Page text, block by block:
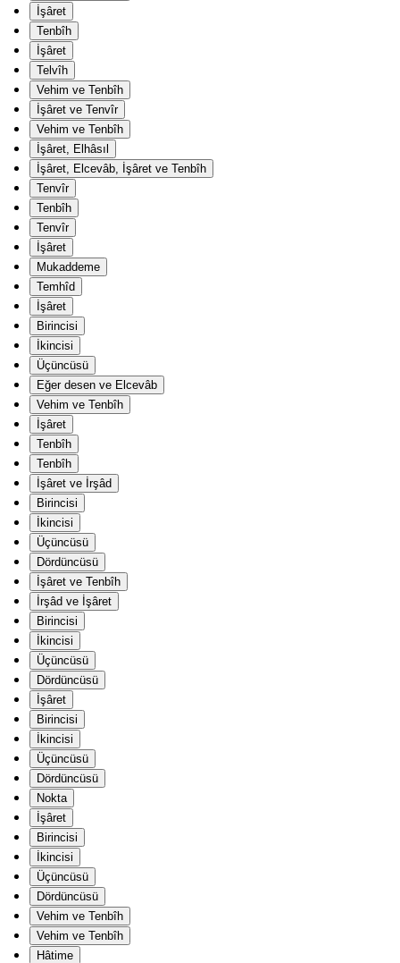
İşâret
Tenbîh
İşâret
Telvîh
Vehim ve Tenbîh
İşâret ve Tenvîr
Vehim ve Tenbîh
İşâret, Elhâsıl
İşâret, Elcevâb, İşâret ve Tenbîh
Tenvîr
Tenbîh
Tenvîr
İşâret
Mukaddeme
Temhîd
İşâret
Birincisi
İkincisi
Üçüncüsü
Eğer desen ve Elcevâb
Vehim ve Tenbîh
İşâret
Tenbîh
Tenbîh
İşâret ve İrşâd
Birincisi
İkincisi
Üçüncüsü
Dördüncüsü
İşâret ve Tenbîh
İrşâd ve İşâret
Birincisi
İkincisi
Üçüncüsü
Dördüncüsü
İşâret
Birincisi
İkincisi
Üçüncüsü
Dördüncüsü
Nokta
İşâret
Birincisi
İkincisi
Üçüncüsü
Dördüncüsü
Vehim ve Tenbîh
Vehim ve Tenbîh
Hâtime